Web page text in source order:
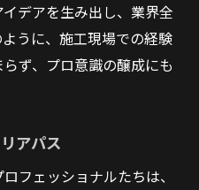
デアを生み出し、業界全
うに、施工現場での経験
ず、プロ意識の醸成にも
アパス
フェッショナルたちは、